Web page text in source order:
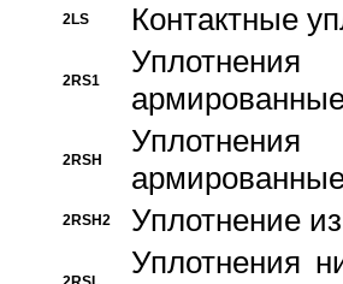
2LS Контактные
2RS1
Уплотнения
2RSH
Уплотнения
2RSH2 Уплотнение
Уплотнения